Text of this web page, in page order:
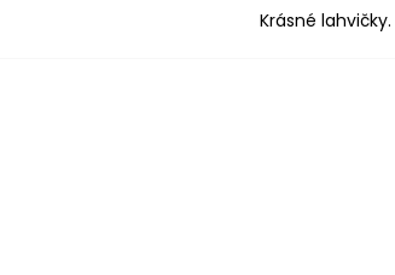
Krásné lahvičky.